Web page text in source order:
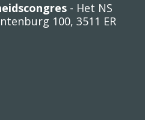
- Het NS
100, 3511 ER